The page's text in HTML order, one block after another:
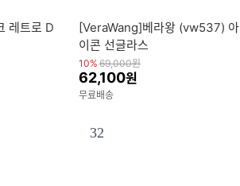
레트로 D
[VeraWang]베라왕 (vw537) 아
이콘 선글라스
10% 69,000원
62,100원
무료배송
32